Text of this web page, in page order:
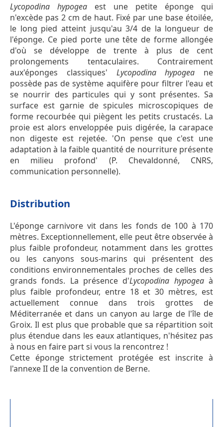
Lycopodina hypogea est une petite éponge qui
n'excède pas 2 cm de haut. Fixé par une base étoilée,
le long pied atteint jusqu'au 3/4 de la longueur de
l'éponge. Ce pied porte une tête de forme allongée
d'où se développe de trente à plus de cent
prolongements tentaculaires. Contrairement
aux'éponges classiques' Lycopodina hypogea ne
possède pas de système aquifère pour filtrer l'eau et
se nourrir des particules qui y sont présentes. Sa
surface est garnie de spicules microscopiques de
forme recourbée qui piègent les petits crustacés. La
proie est alors enveloppée puis digérée, la carapace
non digeste est rejetée. 'On pense que c'est une
adaptation à la faible quantité de nourriture présente
en milieu profond' (P. Chevaldonné, CNRS,
communication personnelle).
Distribution
L'éponge carnivore vit dans les fonds de 100 à 170
mètres. Exceptionnellement, elle peut être observée à
plus faible profondeur, notamment dans les grottes
ou les canyons sous-marins qui présentent des
conditions environnementales proches de celles des
grands fonds. La présence d'Lycopodina hypogeaà
plus faible profondeur, entre 18 et 30 mètres, est
actuellement connue dans trois grottes de
Méditerranée et dans un canyon au large de l'île de
Groix. Il est plus que probable que sa répartition soit
plus étendue dans les eaux atlantiques, n'hésitez pas
à nous en faire part si vous la rencontrez !
Cette éponge strictement protégée est inscrite à
l'annexe II de la convention de Berne.